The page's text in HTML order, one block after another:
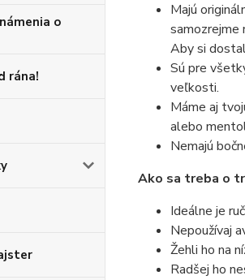
o
rána!
Majú
samozrejme
Aby si
Sú pre
veľkosti.
Máme aj
alebo
Nemajú
Ako sa treba o
Ideálne je
Nepoužívaj
Žehli ho na
Radšej ho